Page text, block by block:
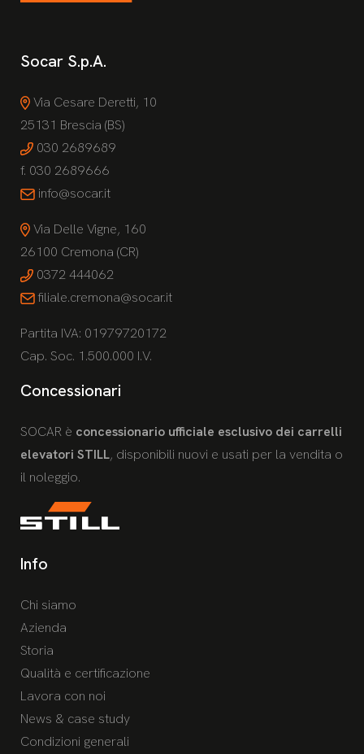
Socar S.p.A.
Via Cesare Deretti, 10
25131 Brescia (BS)
030 2689689
f. 030 2689666
info@socar.it
Via Delle Vigne, 160
26100 Cremona (CR)
0372 444062
filiale.cremona@socar.it
Partita IVA: 01979720172
Cap. Soc. 1.500.000 I.V.
Concessionari
SOCAR è concessionario ufficiale esclusivo dei carrelli
elevatori STILL, disponibili nuovi e usati per la vendita o
il noleggio.
Info
Chi siamo
Azienda
Storia
Qualità e certificazione
Lavora con noi
News & case study
Condizioni generali